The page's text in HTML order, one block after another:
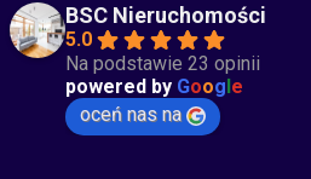
BSC Nieruchomości
5.0
Na podstawie 23 opinii
powered by Google
oceń nas na